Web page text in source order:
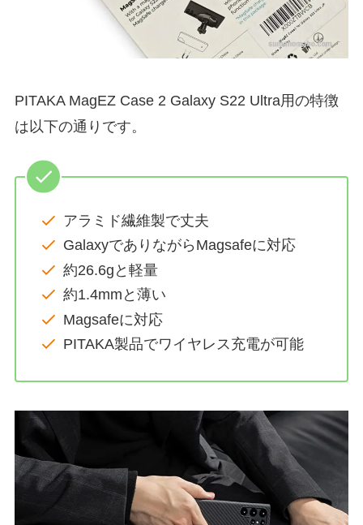
PITAKA MagEZ Case 2 Galaxy S22 Ultra用の特徴
は以下の通りです。
アラミド繊維製で丈夫
GalaxyでありながらMagsafeに対応
約26.6gと軽量
約1.4mmと薄い
Magsafeに対応
PITAKA製品でワイヤレス充電が可能